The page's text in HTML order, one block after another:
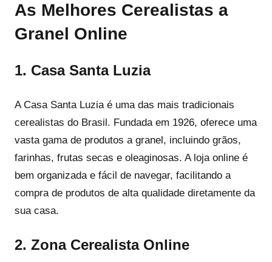
As Melhores Cerealistas a
Granel Online
1. Casa Santa Luzia
A Casa Santa Luzia é uma das mais tradicionais
cerealistas do Brasil. Fundada em 1926, oferece uma
vasta gama de produtos a granel, incluindo grãos,
farinhas, frutas secas e oleaginosas. A loja online é
bem organizada e fácil de navegar, facilitando a
compra de produtos de alta qualidade diretamente da
sua casa.
2. Zona Cerealista Online